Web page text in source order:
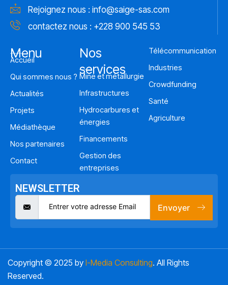
Rejoignez nous : info@saige-sas.com
contactez nous : +228 900 545 53
Menu
Accueil
Qui sommes nous ?
Actualités
Projets
Médiathèque
Nos partenaires
Contact
Nos
services
Mine et métallurgie
Infrastructures
Hydrocarbures et
énergies
Financements
Gestion des
entreprises
Télécommunication
Industries
Crowdfunding
Santé
Agriculture
NEWSLETTER
Envoyer
Copyright © 2025 by I-Media Consulting. All Rights
Reserved.